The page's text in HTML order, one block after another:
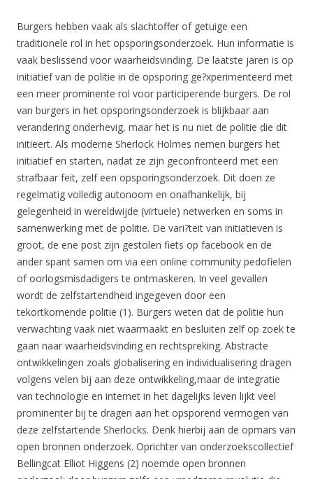
Burgers hebben vaak als slachtoffer of getuige een
traditionele rol in het opsporingsonderzoek. Hun informatie is
vaak beslissend voor waarheidsvinding. De laatste jaren is op
initiatief van de politie in de opsporing ge?xperimenteerd met
een meer prominente rol voor participerende burgers. De rol
van burgers in het opsporingsonderzoek is blijkbaar aan
verandering onderhevig, maar het is nu niet de politie die dit
initieert. Als moderne Sherlock Holmes nemen burgers het
initiatief en starten, nadat ze zijn geconfronteerd met een
strafbaar feit, zelf een opsporingsonderzoek. Dit doen ze
regelmatig volledig autonoom en onafhankelijk, bij
gelegenheid in wereldwijde (virtuele) netwerken en soms in
samenwerking met de politie. De vari?teit van initiatieven is
groot, de ene post zijn gestolen fiets op facebook en de
ander spant samen om via een online community pedofielen
of oorlogsmisdadigers te ontmaskeren. In veel gevallen
wordt de zelfstartendheid ingegeven door een
tekortkomende politie (1). Burgers weten dat de politie hun
verwachting vaak niet waarmaakt en besluiten zelf op zoek te
gaan naar waarheidsvinding en rechtspreking. Abstracte
ontwikkelingen zoals globalisering en individualisering dragen
volgens velen bij aan deze ontwikkeling,maar de integratie
van technologie en internet in het dagelijks leven lijkt veel
prominenter bij te dragen aan het opsporend vermogen van
deze zelfstartende Sherlocks. Denk hierbij aan de opmars van
open bronnen onderzoek. Oprichter van onderzoekscollectief
Bellingcat Elliot Higgens (2) noemde open bronnen